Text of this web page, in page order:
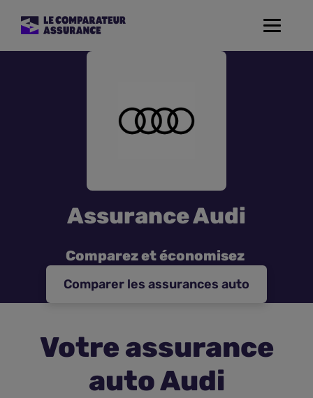
Toggle
Assurance Habitation
Assurance de prêt
Prévoyance
Assurance Animaux
Assurance vie
Plus d'assurances
Assurance Audi
Comparez et économisez
Comparer les assurances auto
Votre assurance
auto Audi